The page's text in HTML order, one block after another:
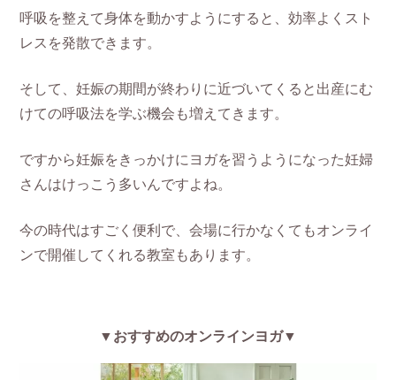
呼吸を整えて身体を動かすようにすると、効率よくスト
レスを発散できます。
そして、妊娠の期間が終わりに近づいてくると出産にむ
けての呼吸法を学ぶ機会も増えてきます。
ですから妊娠をきっかけにヨガを習うようになった妊婦
さんはけっこう多いんですよね。
今の時代はすごく便利で、会場に行かなくてもオンライ
ンで開催してくれる教室もあります。
▼おすすめのオンラインヨガ▼